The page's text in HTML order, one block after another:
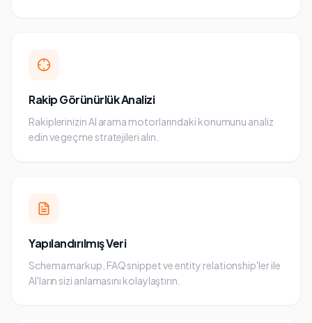
Rakip Görünürlük Analizi
Rakiplerinizin AI arama motorlarındaki konumunu analiz
edin ve geçme stratejileri alın.
Yapılandırılmış Veri
Schema markup, FAQ snippet ve entity relationship'ler ile
AI'ların sizi anlamasını kolaylaştırın.